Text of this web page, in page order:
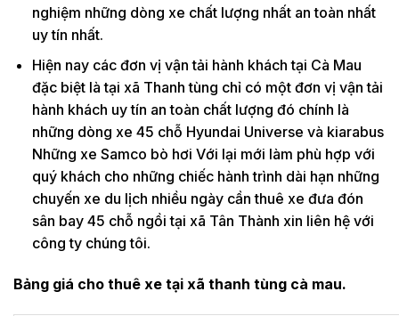
nghiệm những dòng xe chất lượng nhất an toàn nhất
uy tín nhất.
Hiện nay các đơn vị vận tải hành khách tại Cà Mau
đặc biệt là tại xã Thanh tùng chỉ có một đơn vị vận tải
hành khách uy tín an toàn chất lượng đó chính là
những dòng xe 45 chỗ Hyundai Universe và kiarabus
Những xe Samco bò hơi Với lại mới làm phù hợp với
quý khách cho những chiếc hành trình dài hạn những
chuyến xe du lịch nhiều ngày cần thuê xe đưa đón
sân bay 45 chỗ ngồi tại xã Tân Thành xin liên hệ với
công ty chúng tôi.
Bảng giá cho thuê xe tại xã thanh tùng cà mau.